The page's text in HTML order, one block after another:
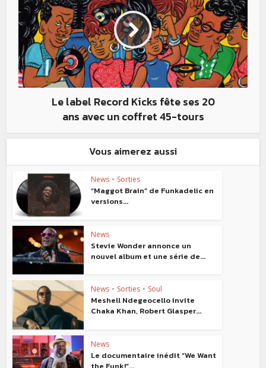
Le label Record Kicks fête ses 20
ans avec un coffret 45-tours
Vous aimerez aussi
News • Sorties
“Maggot Brain” de Funkadelic en
versions...
News
Stevie Wonder annonce un
nouvel album et une série de...
News • Sorties • Soul
Meshell Ndegeocello invite
Chaka Khan, Robert Glasper...
News
Le documentaire inédit “We Want